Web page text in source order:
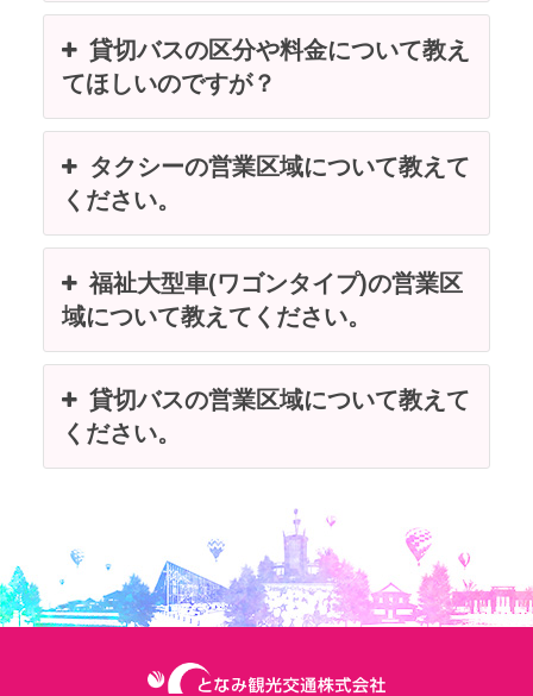
貸切バスの区分や料金について教え
てほしいのですが？
タクシーの営業区域について教えて
ください。
福祉大型車(ワゴンタイプ)の営業区
域について教えてください。
貸切バスの営業区域について教えて
ください。